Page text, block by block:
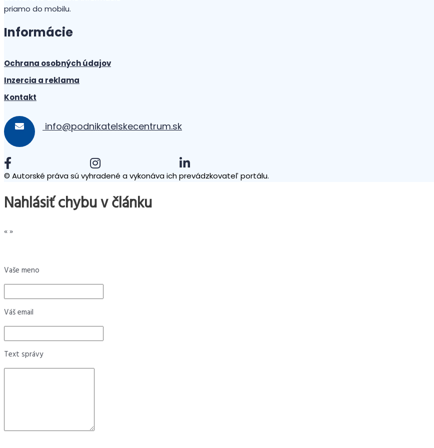
priamo do mobilu.
Informácie
Ochrana osobných údajov
Inzercia a reklama
Kontakt
info@podnikatelskecentrum.sk
© Autorské práva sú vyhradené a vykonáva ich prevádzkovateľ portálu.
Nahlásiť chybu v článku
«»
Vaše meno
Váš email
Text správy